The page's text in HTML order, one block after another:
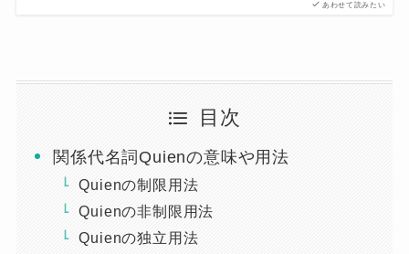
あわせて読みたい
目次
関係代名詞Quienの意味や用法
Quienの制限用法
Quienの非制限用法
Quienの独立用法